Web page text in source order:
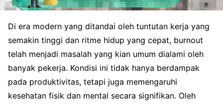
Di era modern yang ditandai oleh tuntutan kerja yang
semakin tinggi dan ritme hidup yang cepat, burnout
telah menjadi masalah yang kian umum dialami oleh
banyak pekerja. Kondisi ini tidak hanya berdampak
pada produktivitas, tetapi juga memengaruhi
kesehatan fisik dan mental secara signifikan. Oleh